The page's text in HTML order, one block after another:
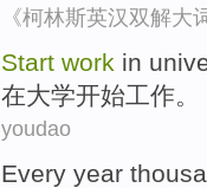
《柯林斯英汉双解大
Start work in
在大学开始工作。
youdao
Every year